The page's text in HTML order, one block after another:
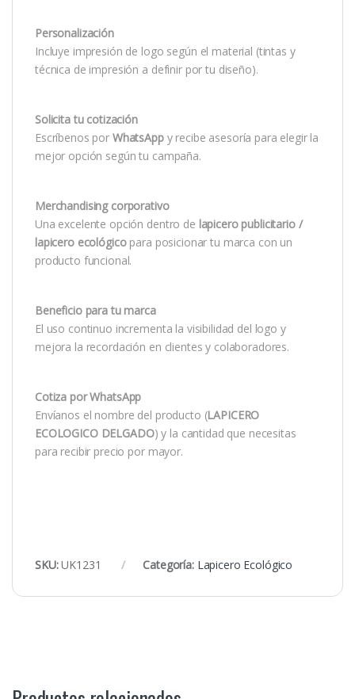
Personalización
Incluye impresión de logo según el material (tintas y
técnica de impresión a definir por tu diseño).
Solicita tu cotización
Escríbenos por WhatsAppy recibe asesoría para elegir la
mejor opción según tu campaña.
Merchandising corporativo
Una excelente opción dentro de lapicero publicitario /
lapicero ecológicopara posicionar tu marca con un
producto funcional.
Beneficio para tu marca
El uso continuo incrementa la visibilidad del logo y
mejora la recordación en clientes y colaboradores.
Cotiza por WhatsApp
Envíanos el nombre del producto (LAPICERO
ECOLOGICO DELGADO) y la cantidad que necesitas
para recibir precio por mayor.
SKU:UK1231 Categoría: Lapicero Ecológico